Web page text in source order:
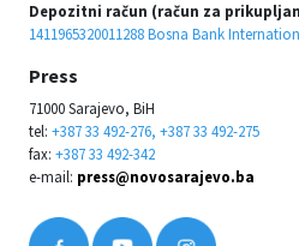
Depozitni račun (račun za
1411965320011288 Bosna Bank
Press
71000 Sarajevo, BiH
tel: +387 33 492-276, +387 33 492-275
fax: +387 33 492-342
e-mail: press@novosarajevo.ba